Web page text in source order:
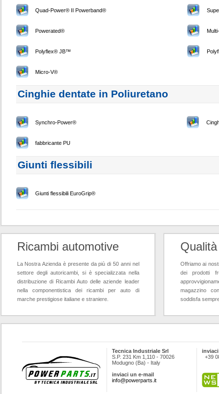
Quad-Power® II Powerband®
Powerated®
Polyflex® JB™
Micro-V®
Cinghie dentate in Poliuretano
Synchro-Power®
fabbricante PU
Giunti flessibili
Giunti flessibili EuroGrip®
Ricambi automotive
La Nostra Azienda è presente da più di 50 anni nel
settore degli autoricambi, si è specializzata nella
distribuzione di Ricambi Auto delle aziende leader
nella componentistica dei ricambi per auto di
marche prestigiose italiane e straniere.
Offriamo ai
dei prodotti
magazzino
soddisfa
Tecnica Industriale Srl
S.P. 231 Km 1,110 - 70026
Modugno (Ba) - Italy
inviaci un e-mail
info@powerparts.it
+39